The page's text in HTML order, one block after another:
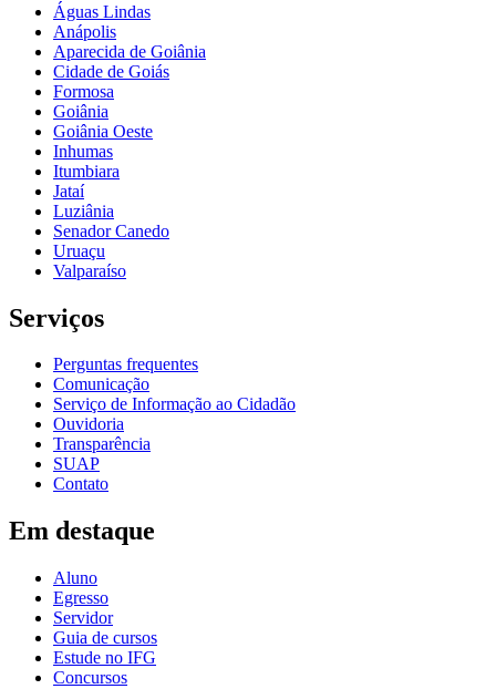
Águas Lindas
Anápolis
Aparecida de Goiânia
Cidade de Goiás
Formosa
Goiânia
Goiânia Oeste
Inhumas
Itumbiara
Jataí
Luziânia
Senador Canedo
Uruaçu
Valparaíso
Serviços
Perguntas frequentes
Comunicação
Serviço de Informação ao Cidadão
Ouvidoria
Transparência
SUAP
Contato
Em destaque
Aluno
Egresso
Servidor
Guia de cursos
Estude no IFG
Concursos